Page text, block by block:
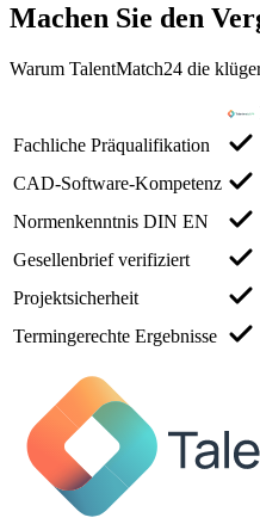
Machen Sie den
Warum TalentMatch24 die
Fachliche Präqualifikation
CAD-Software-Kompetenz
Normenkenntnis DIN EN
Gesellenbrief verifiziert
Projektsicherheit
Termingerechte Ergebnisse